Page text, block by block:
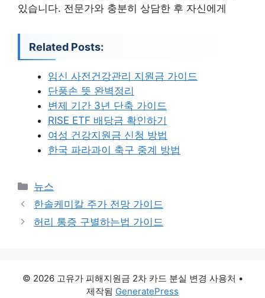
있습니다. 전문가와 충분히 상담한 후 자신에게
Related Posts:
임신 사전건강관리 지원금 가이드
단풍손 뜻 완벽정리
변제 기간 3년 단축 가이드
RISE ETF 배당금 확인하기
여성 건강지원금 신청 방법
한국 파라과이 축구 중계 방법
카
테
리
뉴스
한솔케미칼 주가 전망 가이드
허리 통증 구별하는법 가이드
© 2026 고유가 피해지원금 2차 카드 분실 변경 사용처 •
제작됨 GeneratePress